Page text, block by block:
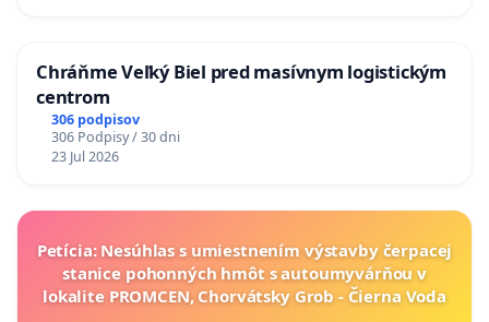
Chráňme Veľký Biel pred masívnym logistickým
centrom
306 podpisov
306 Podpisy / 30 dni
23 Jul 2026
Petícia: Nesúhlas s umiestnením výstavby čerpacej
stanice pohonných hmôt s autoumyvárňou v
lokalite PROMCEN, Chorvátsky Grob - Čierna Voda